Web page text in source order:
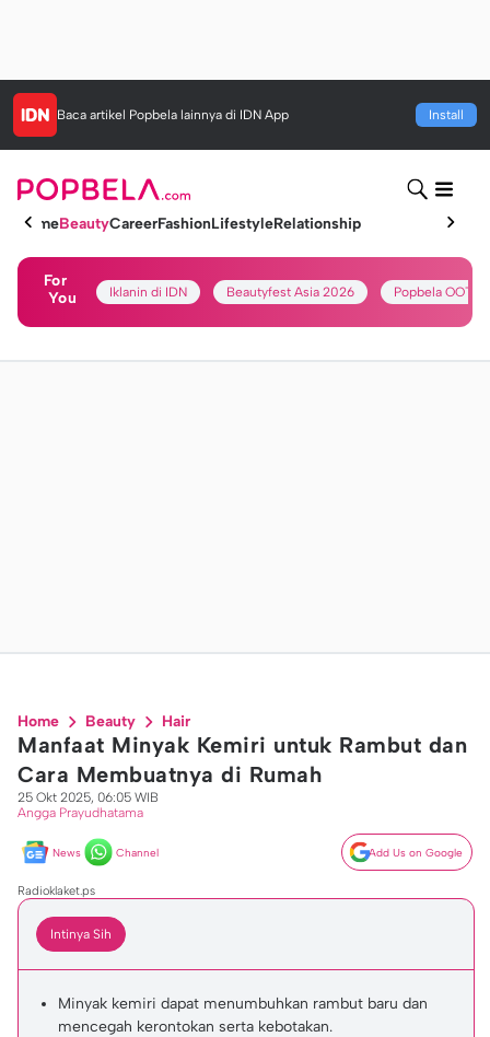
Baca artikel Popbela lainnya di IDN App Install
HomeBeautyCareerFashionLifestyleRelationship
For
You
Iklanin di IDN Beautyfest Asia 2026 Popbela OOTD
Home Beauty Hair
Manfaat Minyak Kemiri untuk Rambut dan
Cara Membuatnya di Rumah
25 Okt 2025, 06:05 WIB
Angga Prayudhatama
News Channel Add Us on Google
Radioklaket.ps
Intinya Sih
Minyak kemiri dapat menumbuhkan rambut baru dan
mencegah kerontokan serta kebotakan.